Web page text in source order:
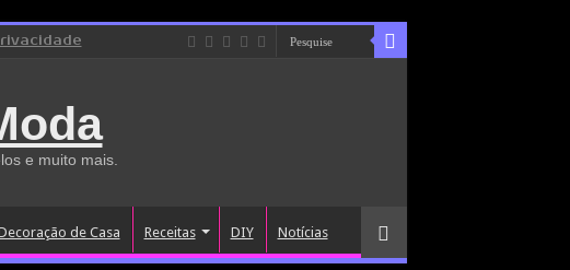
e muito mais.
de Casa Receitas DIY Notícias